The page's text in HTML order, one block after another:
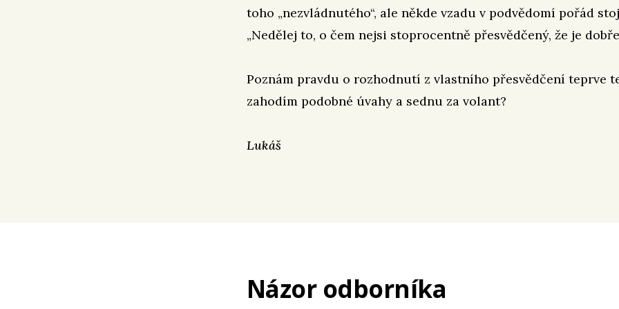
toho „nezvládnutého“, ale někde vzadu v podvědomí pořád
„Nedělej to, o čem nejsi stoprocentně přesvědčený, že je
Poznám pravdu o rozhodnutí z vlastního přesvědčení teprve
zahodím podobné úvahy a sednu za volant?
Lukáš
Názor odborníka